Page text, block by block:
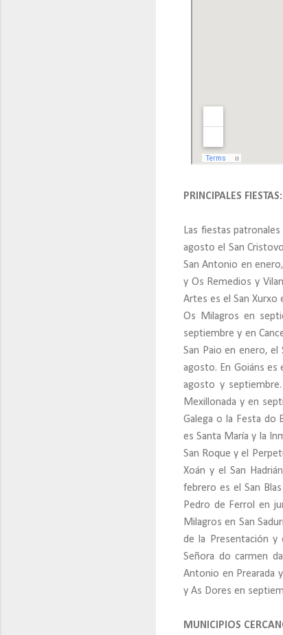
PRINCIPALES FIESTAS:
Las fiestas
agosto el San
San Antonio en
y Os Remedios y
Artes es el San
Os Milagros en
septiembre y en
San Paio en enero, el
agosto. En Goiáns es
agosto y
Mexillonada y en
Galega o la Festa do
es Santa María y la
San Roque y el
Xoán y el San
febrero es el San
Pedro de Ferrol en
Milagros en San
de la Presentación y
Señora do carmen
Antonio en Prearada
y As Dores en
MUNICIPIOS